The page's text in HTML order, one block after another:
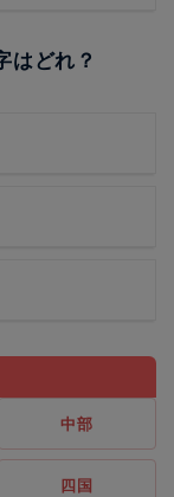
はどれ？
中部
四国